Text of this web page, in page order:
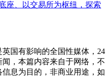
座、以交易所为枢纽，探索
国有影响的全国性媒体，24
，本篇内容来自于网络，不
息为目的，非商业用途，如